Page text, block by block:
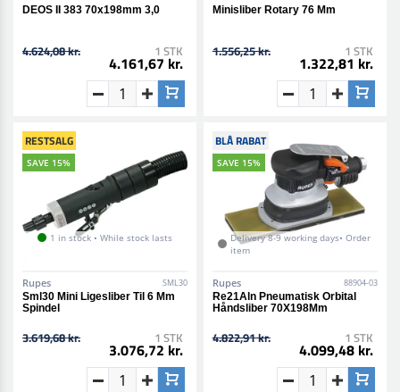
DEOS II 383 70x198mm 3,0
4.624,08 kr. 1 STK
4.161,67 kr.
Minisliber Rotary 76 Mm
1.556,25 kr. 1 STK
1.322,81 kr.
RESTSALG
SAVE 15%
1 in stock • While stock lasts
Rupes SML30
Sml30 Mini Ligesliber Til 6 Mm
Spindel
3.619,68 kr. 1 STK
3.076,72 kr.
BLÅ RABAT
SAVE 15%
Delivery 8-9 working days• Order
item
Rupes 88904-03
Re21Aln Pneumatisk Orbital
Håndsliber 70X198Mm
4.822,91 kr. 1 STK
4.099,48 kr.